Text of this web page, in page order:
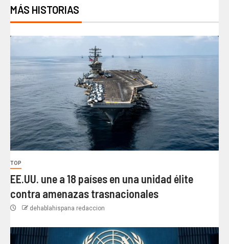
MÁS HISTORIAS
TOP
EE.UU. une a 18 países en una unidad élite
contra amenazas trasnacionales
dehablahispana redaccion